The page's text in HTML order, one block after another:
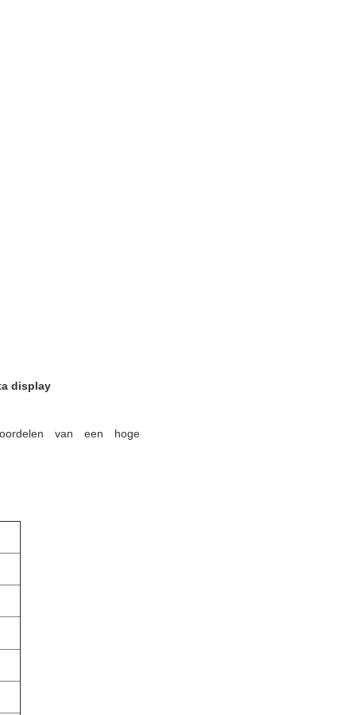
display
van een hoge